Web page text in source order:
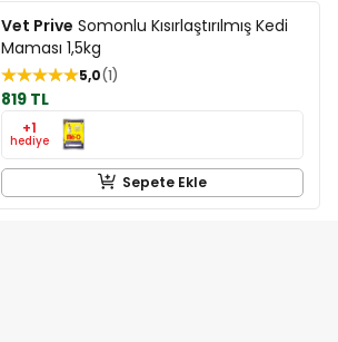
Vet Prive Somonlu Kısırlaştırılmış Kedi
Maması 1,5kg
5,0 1
819 TL
+1
hediye
Sepete Ekle